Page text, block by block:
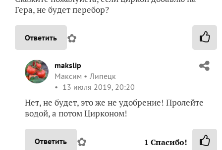
Гера, не будет перебор?
Ответить ✿
makslip
Максим
Липецк
13 июля 2019, 20:20
Нет, не будет, это же не удобрение! Пролейте
водой, а потом Цирконом!
Ответить ✿ 1 Спасибо!